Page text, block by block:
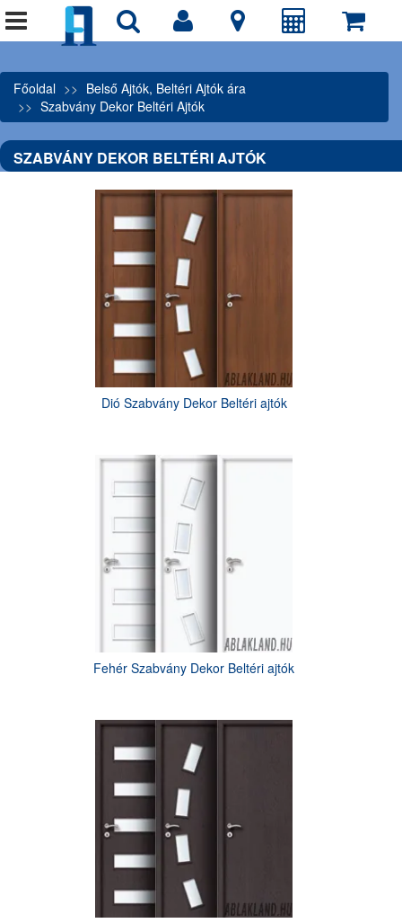
Főoldal
Belső Ajtók, Beltéri Ajtók ára
Szabvány Dekor Beltéri Ajtók
SZABVÁNY DEKOR BELTÉRI AJTÓK
Dió Szabvány Dekor Beltéri ajtók
Fehér Szabvány Dekor Beltéri ajtók